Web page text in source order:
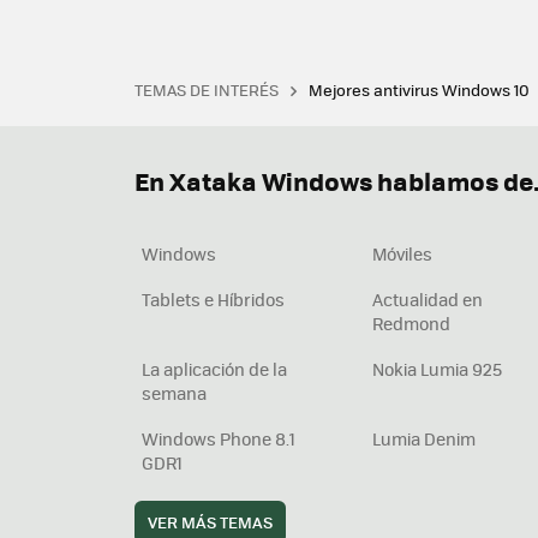
TEMAS DE INTERÉS Mejores antivirus Windows 10
En Xataka Windows hablamos
Windows Móviles
Tablets e Híbridos
Actualidad en
Redmond
La aplicación de la
semana
Nokia Lumia 925
Windows Phone 8.1
GDR1
Lumia Denim
VER MÁS TEMAS